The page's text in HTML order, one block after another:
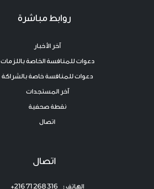
روابط مباشرة
آخر الأخبار
دعوات للمنافسة الخاصة باللزمات
دعوات للمنافسة خاصة بالشراكة
آخر المستجدات
نقطة صحفية
اتصال
اتصال
الهاتف : 316 268 71 216+